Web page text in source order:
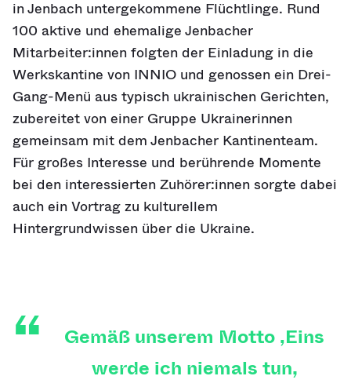
in Jenbach untergekommene Flüchtlinge. Rund
100 aktive und ehemalige Jenbacher
Mitarbeiter:innen folgten der Einladung in die
Werkskantine von INNIO und genossen ein Drei-
Gang-Menü aus typisch ukrainischen Gerichten,
zubereitet von einer Gruppe Ukrainerinnen
gemeinsam mit dem Jenbacher Kantinenteam.
Für großes Interesse und berührende Momente
bei den interessierten Zuhörer:innen sorgte dabei
auch ein Vortrag zu kulturellem
Hintergrundwissen über die Ukraine.
Gemäß unserem Motto ‚Eins
werde ich niemals tun,